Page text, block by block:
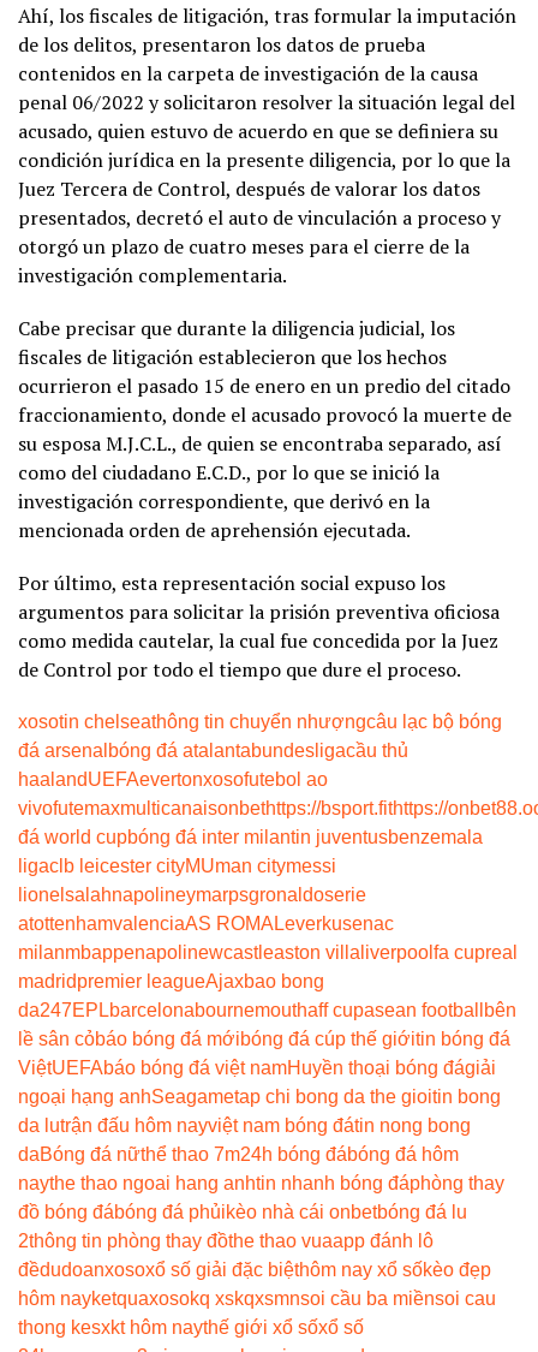
Ahí, los fiscales de litigación, tras formular la imputación
de los delitos, presentaron los datos de prueba
contenidos en la carpeta de investigación de la causa
penal 06/2022 y solicitaron resolver la situación legal del
acusado, quien estuvo de acuerdo en que se definiera su
condición jurídica en la presente diligencia, por lo que la
Juez Tercera de Control, después de valorar los datos
presentados, decretó el auto de vinculación a proceso y
otorgó un plazo de cuatro meses para el cierre de la
investigación complementaria.
Cabe precisar que durante la diligencia judicial, los
fiscales de litigación establecieron que los hechos
ocurrieron el pasado 15 de enero en un predio del citado
fraccionamiento, donde el acusado provocó la muerte de
su esposa M.J.C.L., de quien se encontraba separado, así
como del ciudadano E.C.D., por lo que se inició la
investigación correspondiente, que derivó en la
mencionada orden de aprehensión ejecutada.
Por último, esta representación social expuso los
argumentos para solicitar la prisión preventiva oficiosa
como medida cautelar, la cual fue concedida por la Juez
de Control por todo el tiempo que dure el proceso.
xosotin chelseathông tin chuyển nhượngcâu lạc bộ bóng
đá arsenal bóng đá atalantabundesligacầu thủ
haalandUEFAevertonxosofutebol ao
vivofutemaxmulticanaisonbethttps://bsport.fithttps://
đá world cupbóng đá inter milantin juventusbenzema la
ligaclb leicester cityMUman citymessi
lionel salahnapolineymarpsgronaldoserie
atottenhamvalenciaAS ROMA Leverkusenac
milanmbappenapolinewcastleaston villa liverpool fa cupreal
madridpremier leagueAjaxbao bong
da247EPLbarcelonabournemouthaff cupasean football
bên
lề sân cỏbáo bóng đá mớibóng đá cúp thế giớitin bóng đá
ViệtUEFAbáo bóng đá việt namHuyền thoại bóng đágiải
ngoại hạng anhSeagametap chi bong da the gioitin bong
da lutrận đấu hôm nayviệt nam bóng đátin nong bong
daBóng đá nữthể thao 7m24h bóng đábóng đá hôm
naythe thao ngoai hang anhtin nhanh bóng đáphòng thay
đồ bóng đábóng đá phủikèo nhà cái onbetbóng đá lu
2thông tin phòng thay đồthe thao vuaapp đánh lô
đềdudoanxosoxổ số giải đặc biệthôm nay xổ sốkèo đẹp
hôm nayketquaxosokq xskqxsmnsoi cầu ba miềnsoi cau
thong kesxkt hôm naythế giới xổ sốxổ số